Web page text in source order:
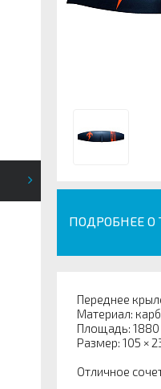
ПОДРОБНЕЕ О
Переднее
Материал:
Площадь: 1880
Размер: 105 ×
Отличное